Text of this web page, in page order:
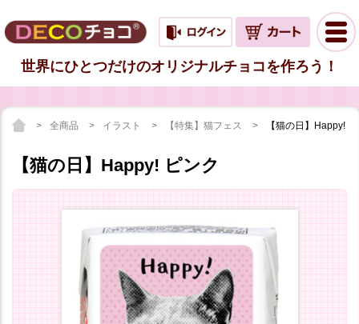
世界にひとつだけのオリジナルチョコを作ろう！
全商品 イラスト 【特集】猫フェス 【猫の日】Happy!
【猫の日】Happy! ピンク